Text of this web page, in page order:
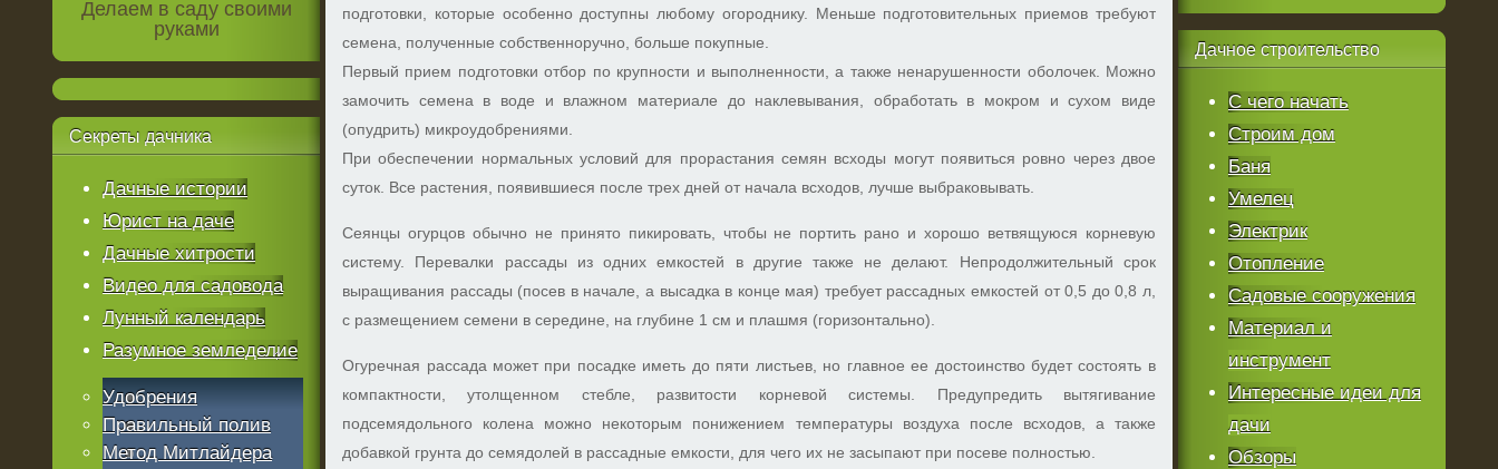
подготовки, которые особенно доступны любому огороднику. Меньше подготовительных приемов требуют
семена, полученные собственноручно, больше покупные.
Первый прием подготовки отбор по крупности и выполненности, а также ненарушенности оболочек. Можно
замочить семена в воде и влажном материале до наклевывания, обработать в мокром и сухом виде
(опудрить) микроудобрениями.
При обеспечении нормальных условий для прорастания семян всходы могут появиться ровно через двое
суток. Все растения, появившиеся после трех дней от начала всходов, лучше выбраковывать.
Сеянцы огурцов обычно не принято пикировать, чтобы не портить рано и хорошо ветвящуюся корневую
систему. Перевалки рассады из одних емкостей в другие также не делают. Непродолжительный срок
выращивания рассады (посев в начале, а высадка в конце мая) требует рассадных емкостей от 0,5 до 0,8 л,
с размещением семени в середине, на глубине 1 см и плашмя (горизонтально).
Огуречная рассада может при посадке иметь до пяти листьев, но главное ее достоинство будет состоять в
компактности, утолщенном стебле, развитости корневой системы. Предупредить вытягивание
подсемядольного колена можно некоторым понижением температуры воздуха после всходов, а также
добавкой грунта до семядолей в рассадные емкости, для чего их не засыпают при посеве полностью.
Делаем в саду своими
руками
Секреты дачника
Дачные истории
Юрист на даче
Дачные хитрости
Видео для садовода
Лунный календарь
Разумное земледелие
Удобрения
Правильный полив
Метод Митлайдера
Дачноестроительство
С чего начать
Строим дом
Баня
Умелец
Электрик
Отопление
Садовые сооружения
Материал и
инструмент
Интересные идеи для
дачи
Обзоры